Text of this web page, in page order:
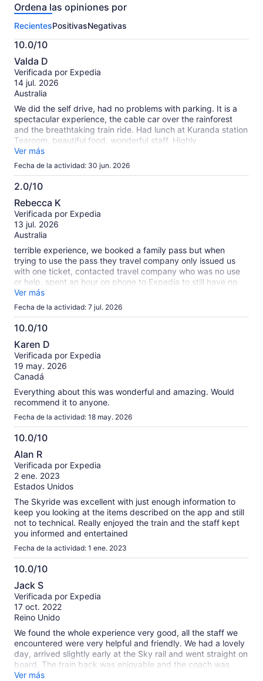
sobre
actividad.
Más
información
sobre
las
opiniones
verificadas
Ordena las opiniones por
RecientesPositivasNegativas
10.0/10
10.0
de
10
Valda D
Verificada por Expedia
14 jul. 2026
Australia
We did the self drive, had no problems with parking. It is a
spectacular experience, the cable car over the rainforest
and the breathtaking train ride. Had lunch at Kuranda station
Tearoom, beautiful food, wonderful staff. Highly
recommended.
Ver más
Fecha de la actividad: 30 jun. 2026
2.0/10
2.0
de
10
Rebecca K
Verificada por Expedia
13 jul. 2026
Australia
terrible experience, we booked a family pass but when
trying to use the pass they travel company only issued us
with one ticket, contacted travel company who was no use
or help, spent an hour on phone to Expedia to still have no
pass, ruined our day!
Ver más
Fecha de la actividad: 7 jul. 2026
10.0/10
10.0
de
10
Karen D
Verificada por Expedia
19 may. 2026
Canadá
Everything about this was wonderful and amazing. Would
recommend it to anyone.
Fecha de la actividad: 18 may. 2026
10.0/10
10.0
de
10
Alan R
Verificada por Expedia
2 ene. 2023
Estados Unidos
The Skyride was excellent with just enough information to
keep you looking at the items described on the app and still
not to technical. Really enjoyed the train and the staff kept
you informed and entertained
Fecha de la actividad: 1 ene. 2023
10.0/10
10.0
de
10
Jack S
Verificada por Expedia
17 oct. 2022
Reino Unido
We found the whole experience very good, all the staff we
encountered were very helpful and friendly. We had a lovely
day, arrived slightly early at the Sky rail and went straight on
board. The train back was enjoyable and the coach was
waiting for us when we got off the train
Ver más